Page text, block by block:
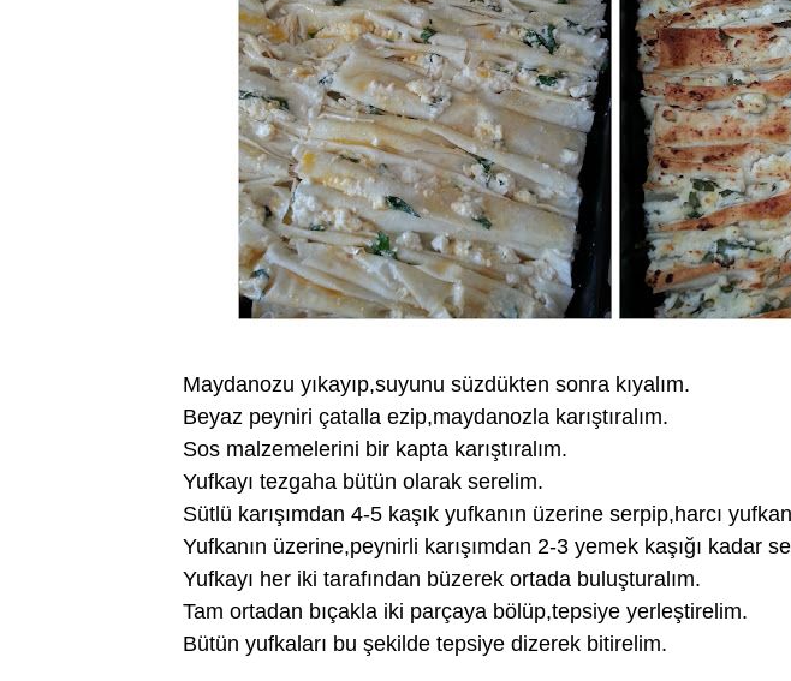
Maydanozu yıkayıp,suyunu süzdükten sonra kıyalım.
Beyaz peyniri çatalla ezip,maydanozla karıştıralım.
Sos malzemelerini bir kapta karıştıralım.
Yufkayı tezgaha bütün olarak serelim.
Sütlü karışımdan 4-5 kaşık yufkanın üzerine serpip,harcı
Yufkanın üzerine,peynirli karışımdan 2-3 yemek kaşığı kadar
Yufkayı her iki tarafından büzerek ortada buluşturalım.
Tam ortadan bıçakla iki parçaya bölüp,tepsiye yerleştirelim.
Bütün yufkaları bu şekilde tepsiye dizerek bitirelim.